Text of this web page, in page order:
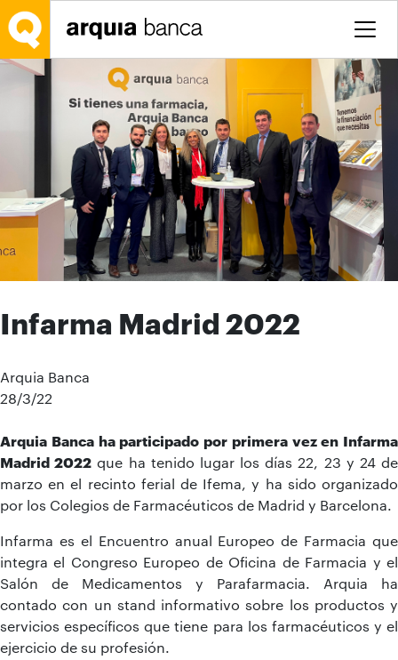
Saltar al contenido principal
Infarma Madrid 2022
Arquia Banca
28/3/22
Arquia Banca ha participado por primera vez en Infarma
Madrid 2022 que ha tenido lugar los días 22, 23 y 24 de
marzo en el recinto ferial de Ifema, y ha sido organizado
por los Colegios de Farmacéuticos de Madrid y Barcelona.
Infarma es el Encuentro anual Europeo de Farmacia que
integra el Congreso Europeo de Oficina de Farmacia y el
Salón de Medicamentos y Parafarmacia. Arquia ha
contado con un stand informativo sobre los productos y
servicios específicos que tiene para los farmacéuticos y el
ejercicio de su profesión.